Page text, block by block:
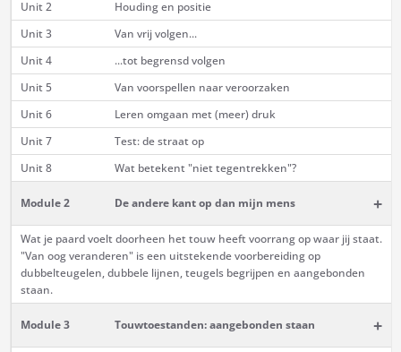
Unit 2
Houding en positie
Unit 3
Van vrij volgen...
Unit 4
...tot begrensd volgen
Unit 5
Van voorspellen naar veroorzaken
Unit 6
Leren omgaan met (meer) druk
Unit 7
Test: de straat op
Unit 8
Wat betekent "niet tegentrekken"?
Module 2 De andere kant op dan mijn mens +
Wat je paard voelt doorheen het touw heeft voorrang op waar jij staat.
"Van oog veranderen" is een uitstekende voorbereiding op
dubbelteugelen, dubbele lijnen, teugels begrijpen en aangebonden
staan.
Module 3 Touwtoestanden: aangebonden staan +